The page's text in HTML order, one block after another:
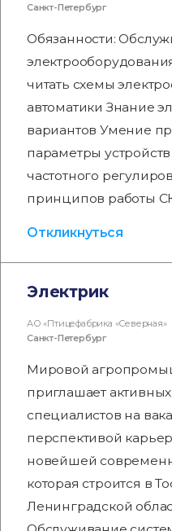
Санкт-Петербург
Обязанности:
читать схемы
автоматики Знание
вариантов Умение
параметры
частотного
принципов работы
Откликнуться
Электрик
АО «Птицефабрика «Северная»
Санкт-Петербург
Мировой
приглашает
специалистов на
перспективой
новейшей
которая строится в
Ленинградской